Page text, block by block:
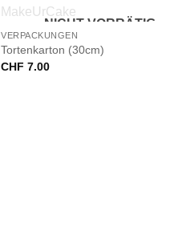
NICHT VORRÄTIG
VERPACKUNGEN
Tortenkarton (30cm)
CHF 7.00